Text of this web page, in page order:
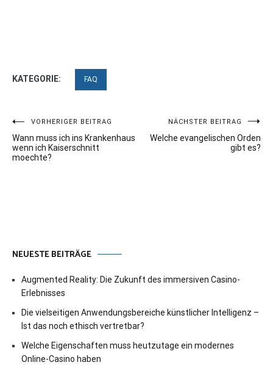
KATEGORIE: FAQ
Beitragsnavigation
VORHERIGER BEITRAG
Wann muss ich ins Krankenhaus
wenn ich Kaiserschnitt
moechte?
NÄCHSTER BEITRAG
Welche evangelischen Orden
gibt es?
NEUESTE BEITRÄGE
Augmented Reality: Die Zukunft des immersiven Casino-
Erlebnisses
Die vielseitigen Anwendungsbereiche künstlicher Intelligenz –
Ist das noch ethisch vertretbar?
Welche Eigenschaften muss heutzutage ein modernes
Online-Casino haben